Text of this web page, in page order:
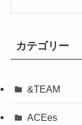
カテゴリー
&TEAM
ACEes